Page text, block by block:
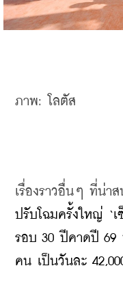
ภาพ: โลตัส
เรื่องราวอื่นๆ ที่น่าส
ปรับโฉมครั้งใหญ่ ‘
รอบ 30 ปีคาดปี 69
คน เป็นวันละ